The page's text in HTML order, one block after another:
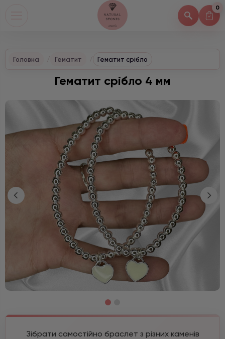
0
Головна Гематит Гематит срібло
Гематит срібло 4 мм
Зібрати самостійно браслет з різних каменів